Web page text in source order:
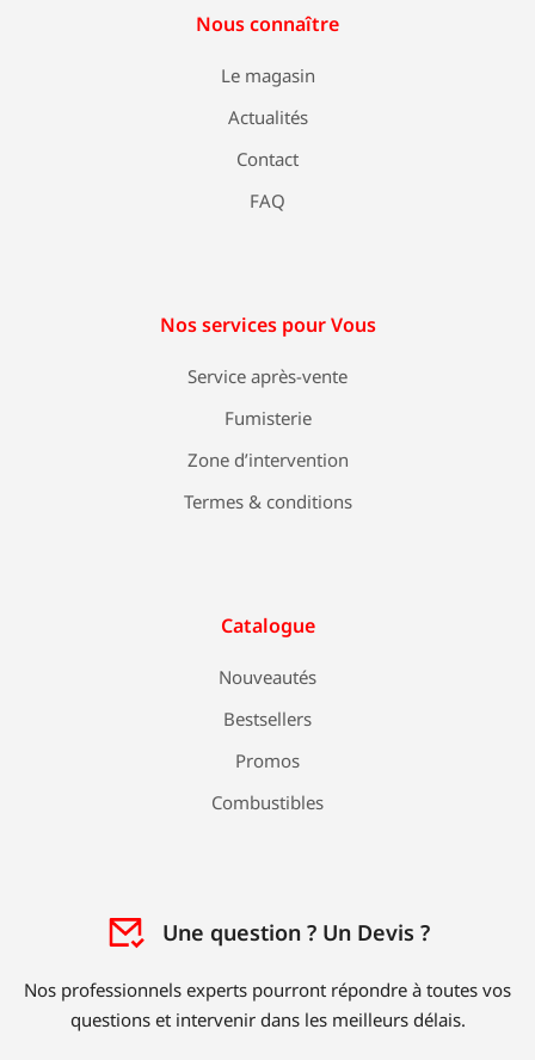
Nous connaître
Le magasin
Actualités
Contact
FAQ
Nos services pour Vous
Service après-vente
Fumisterie
Zone d’intervention
Termes & conditions
Catalogue
Nouveautés
Bestsellers
Promos
Combustibles
Une question ? Un Devis ?
Nos professionnels experts pourront répondre à toutes vos
questions et intervenir dans les meilleurs délais.